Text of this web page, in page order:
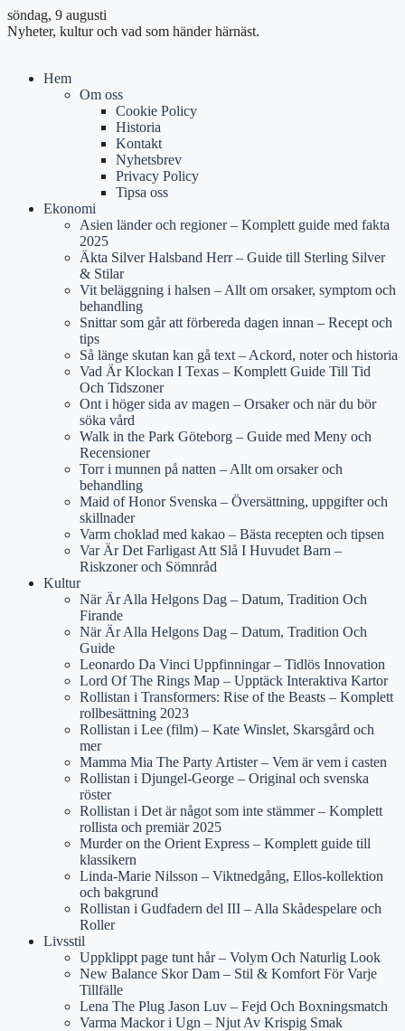
söndag, 9 augusti
Nyheter, kultur och vad som händer härnäst.
Hem
Om oss
Cookie Policy
Historia
Kontakt
Nyhetsbrev
Privacy Policy
Tipsa oss
Ekonomi
Asien länder och regioner – Komplett guide med fakta
2025
Äkta Silver Halsband Herr – Guide till Sterling Silver
& Stilar
Vit beläggning i halsen – Allt om orsaker, symptom och
behandling
Snittar som går att förbereda dagen innan – Recept och
tips
Så länge skutan kan gå text – Ackord, noter och historia
Vad Är Klockan I Texas – Komplett Guide Till Tid
Och Tidszoner
Ont i höger sida av magen – Orsaker och när du bör
söka vård
Walk in the Park Göteborg – Guide med Meny och
Recensioner
Torr i munnen på natten – Allt om orsaker och
behandling
Maid of Honor Svenska – Översättning, uppgifter och
skillnader
Varm choklad med kakao – Bästa recepten och tipsen
Var Är Det Farligast Att Slå I Huvudet Barn –
Riskzoner och Sömnråd
Kultur
När Är Alla Helgons Dag – Datum, Tradition Och
Firande
När Är Alla Helgons Dag – Datum, Tradition Och
Guide
Leonardo Da Vinci Uppfinningar – Tidlös Innovation
Lord Of The Rings Map – Upptäck Interaktiva Kartor
Rollistan i Transformers: Rise of the Beasts – Komplett
rollbesättning 2023
Rollistan i Lee (film) – Kate Winslet, Skarsgård och
mer
Mamma Mia The Party Artister – Vem är vem i casten
Rollistan i Djungel-George – Original och svenska
röster
Rollistan i Det är något som inte stämmer – Komplett
rollista och premiär 2025
Murder on the Orient Express – Komplett guide till
klassikern
Linda-Marie Nilsson – Viktnedgång, Ellos-kollektion
och bakgrund
Rollistan i Gudfadern del III – Alla Skådespelare och
Roller
Livsstil
Uppklippt page tunt hår – Volym Och Naturlig Look
New Balance Skor Dam – Stil & Komfort För Varje
Tillfälle
Lena The Plug Jason Luv – Fejd Och Boxningsmatch
Varma Mackor i Ugn – Njut Av Krispig Smak